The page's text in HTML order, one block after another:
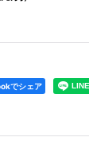
でシェア